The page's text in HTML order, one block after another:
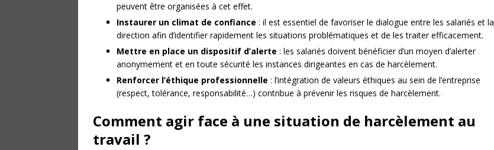
peuvent être organisées à cet effet.
Instaurer un climat de confiance : il est essentiel de favoriser le dialogue entre les salariés et la
direction afin d’identifier rapidement les situations problématiques et de les traiter efficacement.
Mettre en place un dispositif d’alerte : les salariés doivent bénéficier d’un moyen d’alerter
anonymement et en toute sécurité les instances dirigeantes en cas de harcèlement.
Renforcer l’éthique professionnelle : l’intégration de valeurs éthiques au sein de l’entreprise
(respect, tolérance, responsabilité…) contribue à prévenir les risques de harcèlement.
Comment agir face à une situation de harcèlement au
travail ?